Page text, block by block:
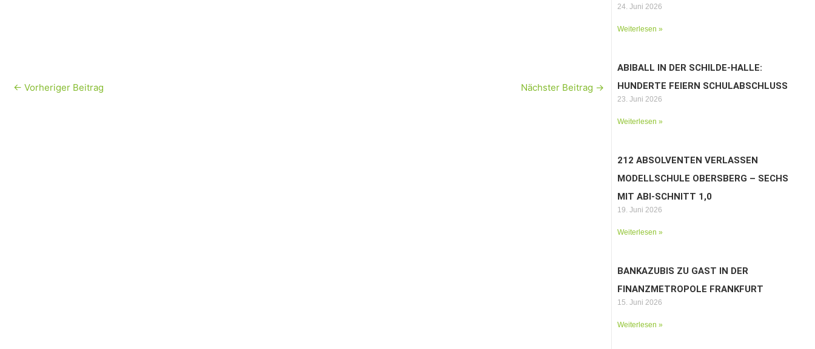
← Vorheriger Beitrag Nächster Beitrag →
24. Juni 2026
Weiterlesen »
ABIBALL IN DER SCHILDE-HALLE:
HUNDERTE FEIERN SCHULABSCHLUSS
23. Juni 2026
Weiterlesen »
212 ABSOLVENTEN VERLASSEN
MODELLSCHULE OBERSBERG – SECHS
MIT ABI-SCHNITT 1,0
19. Juni 2026
Weiterlesen »
BANKAZUBIS ZU GAST IN DER
FINANZMETROPOLE FRANKFURT
15. Juni 2026
Weiterlesen »